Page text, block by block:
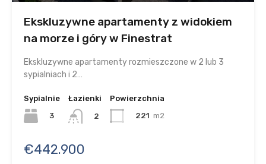
Ekskluzywne apartamenty z widokiem
na morze i góry w Finestrat
Ekskluzywne apartamenty rozmieszczone w 2 lub 3
sypialniach i 2…
Sypialnie
3
Łazienki
2
Powierzchnia
221 m2
€442.900